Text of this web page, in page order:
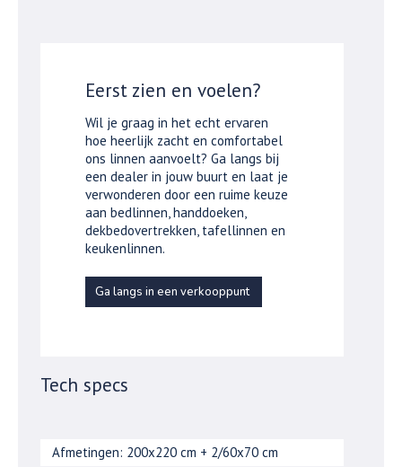
Eerst zien en voelen?
Wil je graag in het echt ervaren
hoe heerlijk zacht en comfortabel
ons linnen aanvoelt? Ga langs bij
een dealer in jouw buurt en laat je
verwonderen door een ruime keuze
aan bedlinnen, handdoeken,
dekbedovertrekken, tafellinnen en
keukenlinnen.
Ga langs in een verkooppunt
Tech specs
Afmetingen: 200x220 cm + 2/60x70 cm